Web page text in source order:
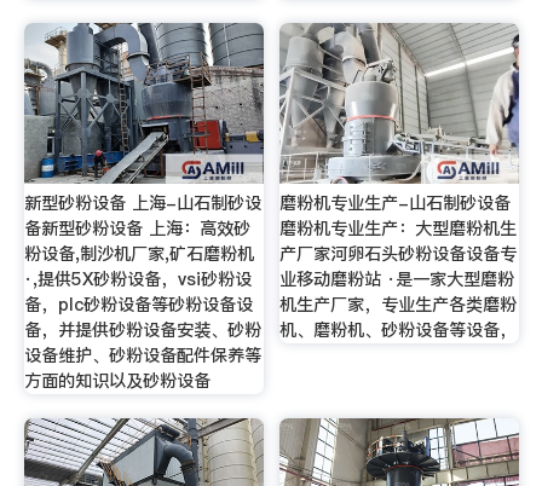
新型砂粉设备 上海-山石制砂设
备新型砂粉设备 上海：高效砂
粉设备,制沙机厂家,矿石磨粉机
·,提供5X砂粉设备，vsi砂粉设
备，plc砂粉设备等砂粉设备设
备，并提供砂粉设备安装、砂粉
设备维护、砂粉设备配件保养等
方面的知识以及砂粉设备
磨粉机专业生产-山石制砂设备
磨粉机专业生产：大型磨粉机生
产厂家河卵石头砂粉设备设备专
业移动磨粉站 ·是一家大型磨粉
机生产厂家，专业生产各类磨粉
机、磨粉机、砂粉设备等设备，